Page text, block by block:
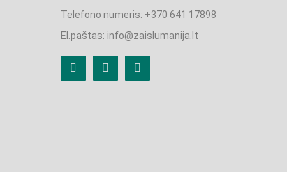
Telefono numeris: +370 641 17898
El.paštas: info@zaislumanija.lt